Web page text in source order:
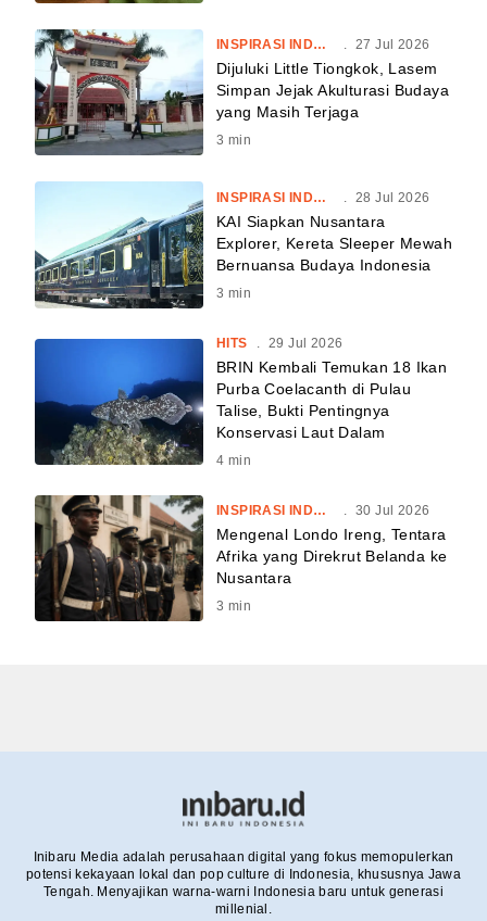
INSPIRASI INDONESIA . 27 Jul 2026
Dijuluki Little Tiongkok, Lasem
Simpan Jejak Akulturasi Budaya
yang Masih Terjaga
3 min
INSPIRASI INDONESIA 28 Jul 2026
KAI Siapkan Nusantara
Explorer, Kereta Sleeper Mewah
Bernuansa Budaya Indonesia
3 min
HITS 29 Jul 2026
BRIN Kembali Temukan 18 Ikan
Purba Coelacanth di Pulau
Talise, Bukti Pentingnya
Konservasi Laut Dalam
4 min
INSPIRASI INDONESIA 30 Jul 2026
Mengenal Londo Ireng, Tentara
Afrika yang Direkrut Belanda ke
Nusantara
3 min
Inibaru Media adalah perusahaan digital yang fokus memopulerkan
potensi kekayaan lokal dan pop culture di Indonesia, khususnya Jawa
Tengah. Menyajikan warna-warni Indonesia baru untuk generasi
millenial.